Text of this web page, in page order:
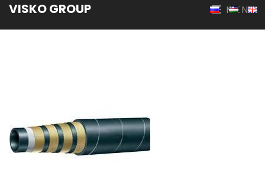
VISKO GROUP MENU